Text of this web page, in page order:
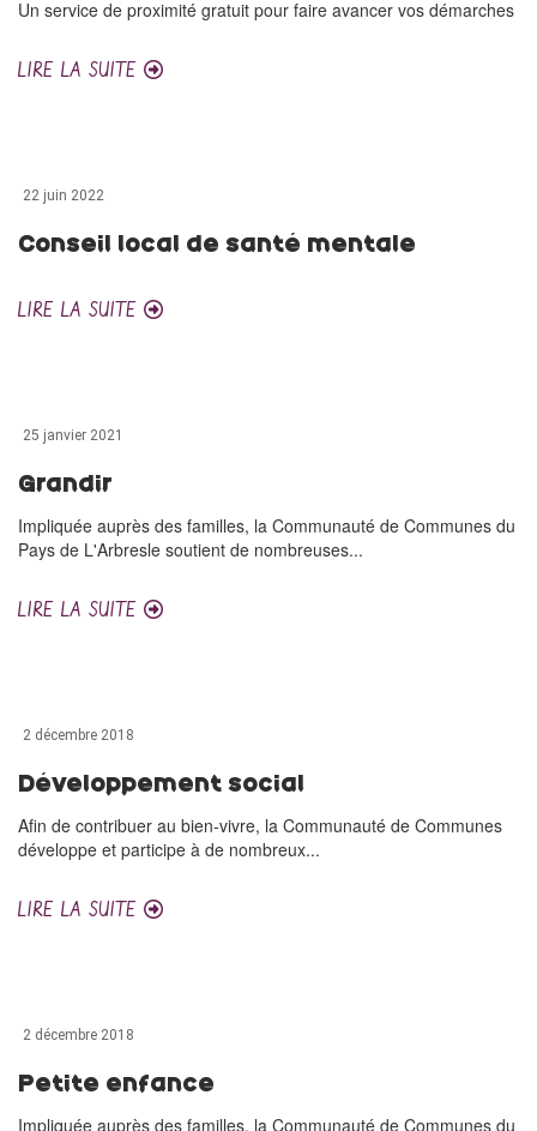
Un service de proximité gratuit pour faire avancer vos démarches
LIRE LA SUITE
22 juin 2022
Conseil local de santé mentale
LIRE LA SUITE
25 janvier 2021
Grandir
Impliquée auprès des familles, la Communauté de Communes du
Pays de L'Arbresle soutient de nombreuses...
LIRE LA SUITE
2 décembre 2018
Développement social
Afin de contribuer au bien-vivre, la Communauté de Communes
développe et participe à de nombreux...
LIRE LA SUITE
2 décembre 2018
Petite enfance
Impliquée auprès des familles, la Communauté de Communes du